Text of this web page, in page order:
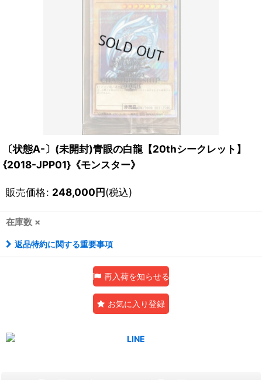
〔状態A-〕(未開封)青眼の白龍【20thシークレット】
{2018-JPP01}《モンスター》
販売価格: 248,000円(税込)
在庫数 ×
返品特約に関する重要事項
再入荷を知らせる
お気に入り登録